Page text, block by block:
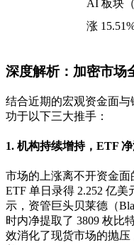
AI 板块
涨 15.51%
深度解析：加密市场
结合近期的宏观资金面
功于以下三大推手：
1. 机构持续增持，ETF
市场的上涨离不开资金
ETF 单日录得 2.252 亿美
示，资管巨头贝莱德（
时内净提取了 3809 枚比
效消化了现货市场的抛